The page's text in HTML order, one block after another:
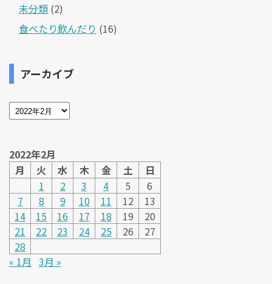
未分類 (2)
食べたり飲んだり (16)
アーカイブ
2022年2月
月
火 水 木 金 土
日
1
2 3 4 5
6
7
8 9 10 11 12
13
14
15 16 17 18 19
20
21
22 23 24 25 26
27
28
« 1月 3月 »